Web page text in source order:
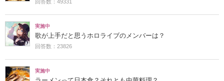
回答数：49331
実施中
歌が上手だと思うホロライブのメンバーは？
回答数：23826
実施中